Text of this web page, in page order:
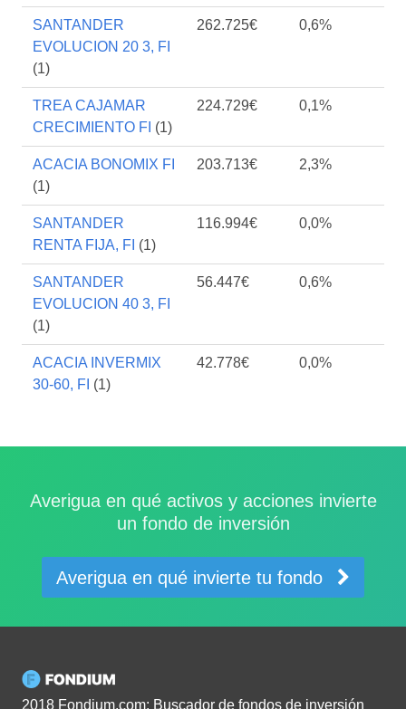
SANTANDER
EVOLUCION 20 3, FI
(1)
262.725€ 0,6%
TREA CAJAMAR
CRECIMIENTO FI (1)
224.729€ 0,1%
ACACIA BONOMIX FI
(1)
203.713€ 2,3%
SANTANDER
RENTA FIJA, FI (1)
116.994€ 0,0%
SANTANDER
EVOLUCION 40 3, FI
(1)
56.447€ 0,6%
ACACIA INVERMIX
30-60, FI (1)
42.778€ 0,0%
Averigua en qué activos y acciones invierte
un fondo de inversión
Averigua en qué invierte tu fondo
2018 Fondium.com: Buscador de fondos de inversión